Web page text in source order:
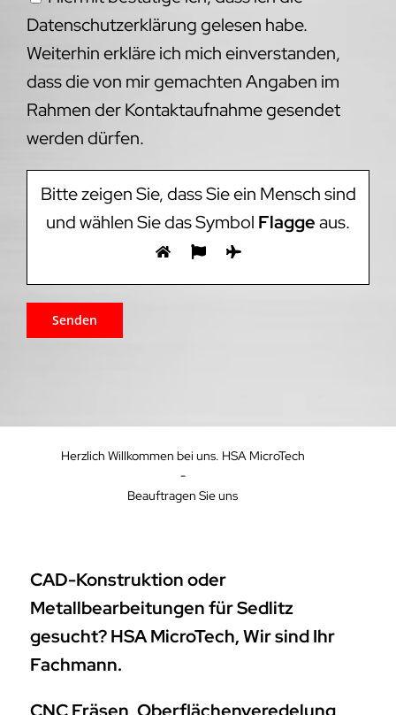
Datenschutzerklärung gelesen habe.
Weiterhin erkläre ich mich einverstanden,
dass die von mir gemachten Angaben im
Rahmen der Kontaktaufnahme gesendet
werden dürfen.
Bitte zeigen Sie, dass Sie ein Mensch sind
und wählen Sie das Symbol Flaggeaus.
Herzlich Willkommen bei uns. HSA MicroTech
-
Beauftragen Sie uns
CAD-Konstruktion oder
Metallbearbeitungen für Sedlitz
gesucht? HSA MicroTech, Wir sind Ihr
Fachmann.